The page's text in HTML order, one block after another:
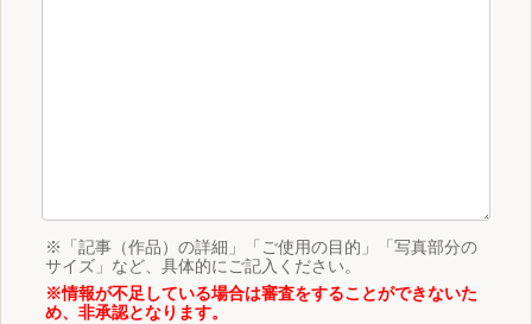
※「記事（作品）の詳細」「ご使用の目的」「写真部分の
サイズ」など、具体的にご記入ください。
※情報が不足している場合は審査をすることができないた
め、非承認となります。